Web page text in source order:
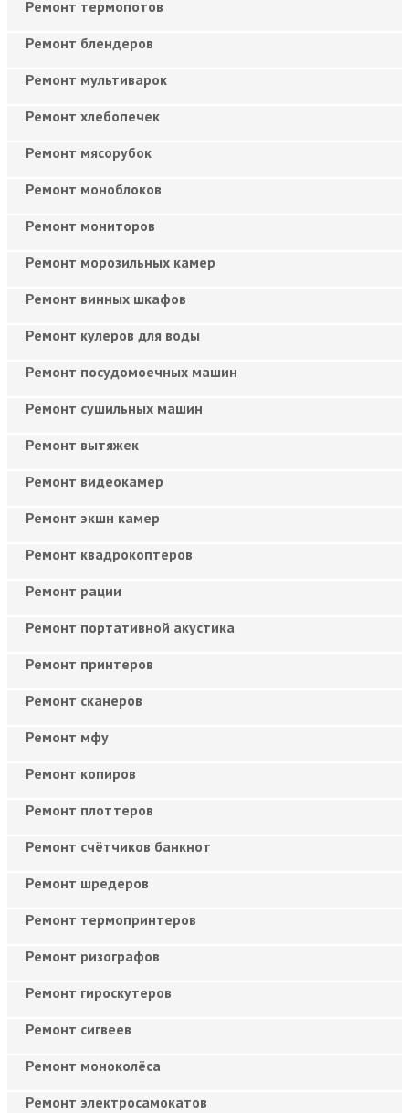
Ремонт термопотов
Ремонт блендеров
Ремонт мультиварок
Ремонт хлебопечек
Ремонт мясорубок
Ремонт моноблоков
Ремонт мониторов
Ремонт морозильных камер
Ремонт винных шкафов
Ремонт кулеров для воды
Ремонт посудомоечных машин
Ремонт сушильных машин
Ремонт вытяжек
Ремонт видеокамер
Ремонт экшн камер
Ремонт квадрокоптеров
Ремонт рации
Ремонт портативной акустика
Ремонт принтеров
Ремонт сканеров
Ремонт мфу
Ремонт копиров
Ремонт плоттеров
Ремонт счётчиков банкнот
Ремонт шредеров
Ремонт термопринтеров
Ремонт ризографов
Ремонт гироскутеров
Ремонт сигвеев
Ремонт моноколёса
Ремонт электросамокатов